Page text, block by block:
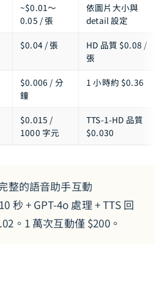
~$0.01～
0.05 / 張
依圖片大小與
detail 設定
$0.04 / 張
HD 品質 $0.08 /
張
$0.006 / 分
鐘
1 小時約 $0.36
$0.015 /
1000 字元
TTS-1-HD 品質
$0.030
整的語音助手互動
秒 + GPT-4o 處理 + TTS 回
。1 萬次互動僅 $200。